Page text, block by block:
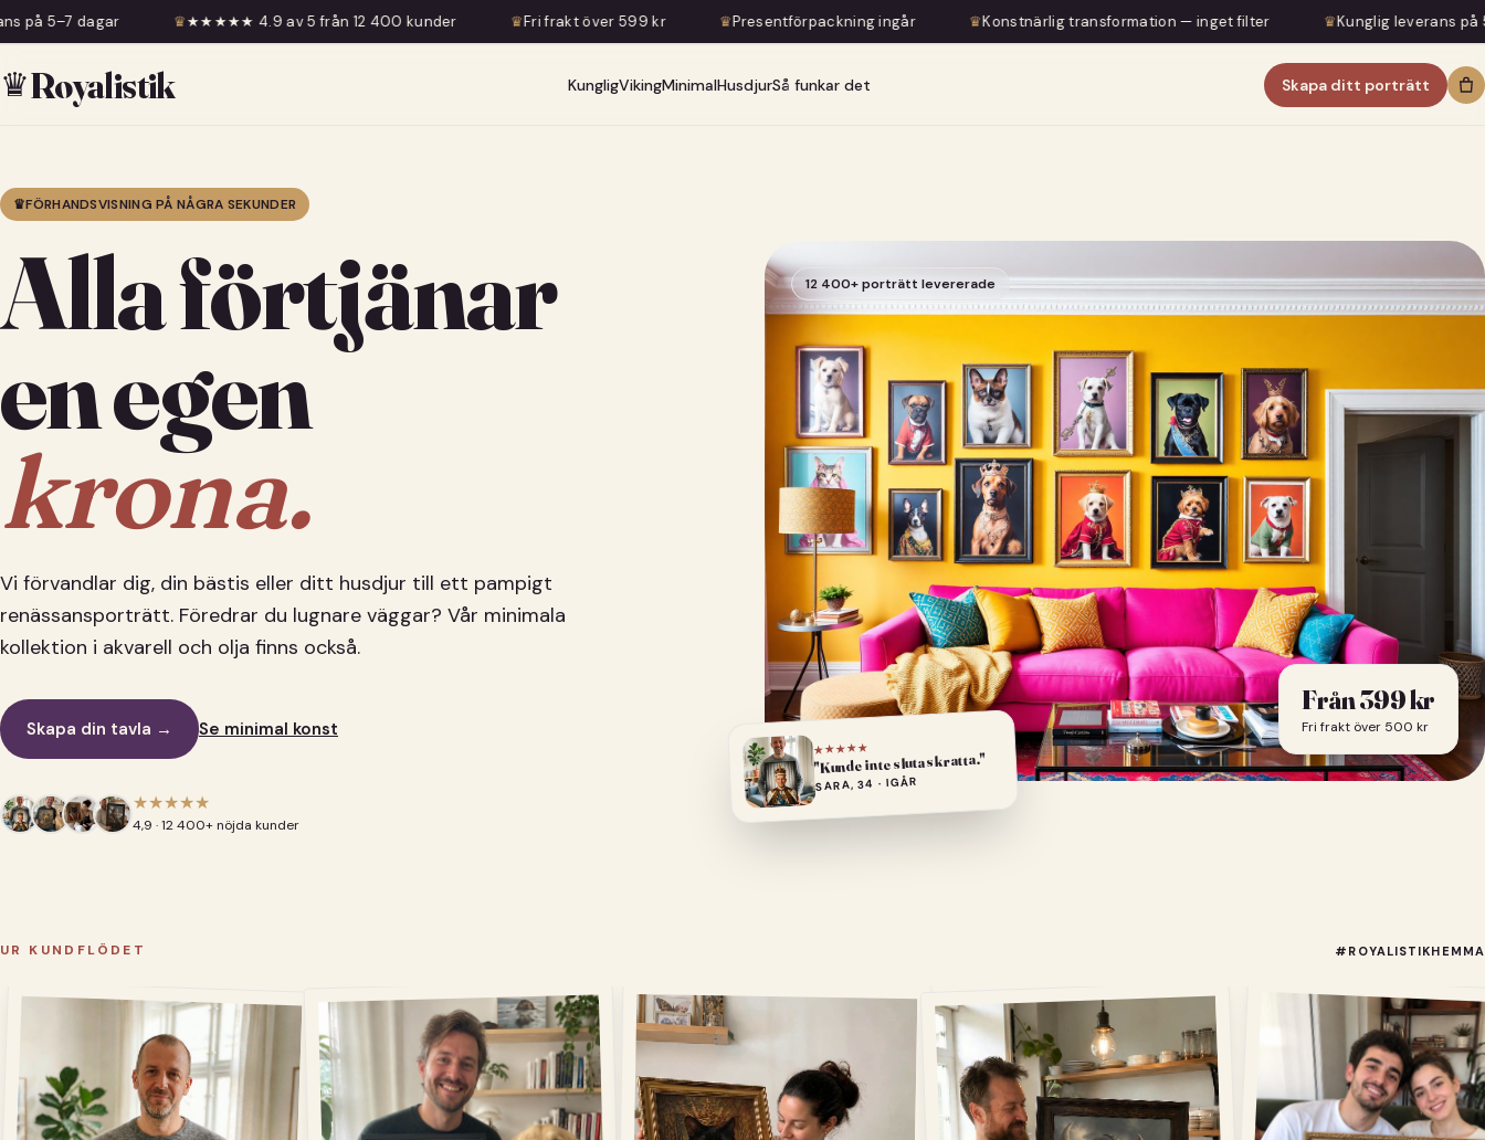
♛ ★★★★★ 4.9 av 5 från 12 400 kunder ♛Fri frakt över 599 kr ♛Presentförpackning ingår ♛Konstnärlig transformation — inget filter ♛Kunglig leverans på 5–7 dagar ♛
♛Royalistik KungligVikingMinimalHusdjurSå funkar det Skapa ditt porträtt
♛FÖRHANDSVISNING PÅ NÅGRA SEKUNDER
Alla förtjänar
en egen
krona.
Vi förvandlar dig, din bästis eller ditt husdjur till ett pampigt
renässansporträtt. Föredrar du lugnare väggar? Vår minimala
kollektion i akvarell och olja finns också.
Skapa din tavla → Se minimal konst
★★★★★
4,9 · 12 400+ nöjda kunder
Från399kr
Fri frakt över 500 kr
12 400+ porträtt levererade
★★★★★
"Kunde inte sluta skratta."
SARA, 34 · IGÅR
UR KUNDFLÖDET #ROYALISTIKHEMMA